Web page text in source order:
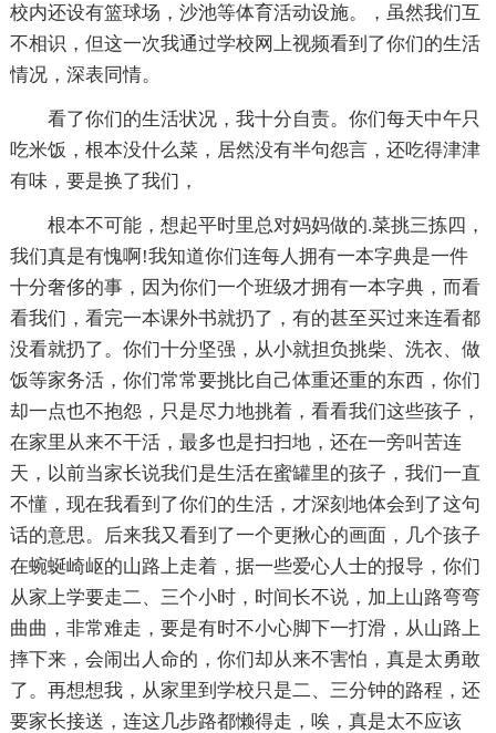
校内还设有篮球场，沙池等体育活动设施。，虽然我们互
不相识，但这一次我通过学校网上视频看到了你们的生活
情况，深表同情。
看了你们的生活状况，我十分自责。你们每天中午只
吃米饭，根本没什么菜，居然没有半句怨言，还吃得津津
有味，要是换了我们，
根本不可能，想起平时里总对妈妈做的.菜挑三拣四，
我们真是有愧啊!我知道你们连每人拥有一本字典是一件
十分奢侈的事，因为你们一个班级才拥有一本字典，而看
看我们，看完一本课外书就扔了，有的甚至买过来连看都
没看就扔了。你们十分坚强，从小就担负挑柴、洗衣、做
饭等家务活，你们常常要挑比自己体重还重的东西，你们
却一点也不抱怨，只是尽力地挑着，看看我们这些孩子，
在家里从来不干活，最多也是扫扫地，还在一旁叫苦连
天，以前当家长说我们是生活在蜜罐里的孩子，我们一直
不懂，现在我看到了你们的生活，才深刻地体会到了这句
话的意思。后来我又看到了一个更揪心的画面，几个孩子
在蜿蜒崎岖的山路上走着，据一些爱心人士的报导，你们
从家上学要走二、三个小时，时间长不说，加上山路弯弯
曲曲，非常难走，要是有时不小心脚下一打滑，从山路上
摔下来，会闹出人命的，你们却从来不害怕，真是太勇敢
了。再想想我，从家里到学校只是二、三分钟的路程，还
要家长接送，连这几步路都懒得走，唉，真是太不应该